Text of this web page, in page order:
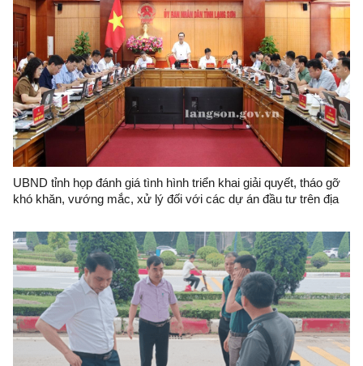
UBND tỉnh họp đánh giá tình hình triển khai giải quyết, tháo gỡ
khó khăn, vướng mắc, xử lý đối với các dự án đầu tư trên địa